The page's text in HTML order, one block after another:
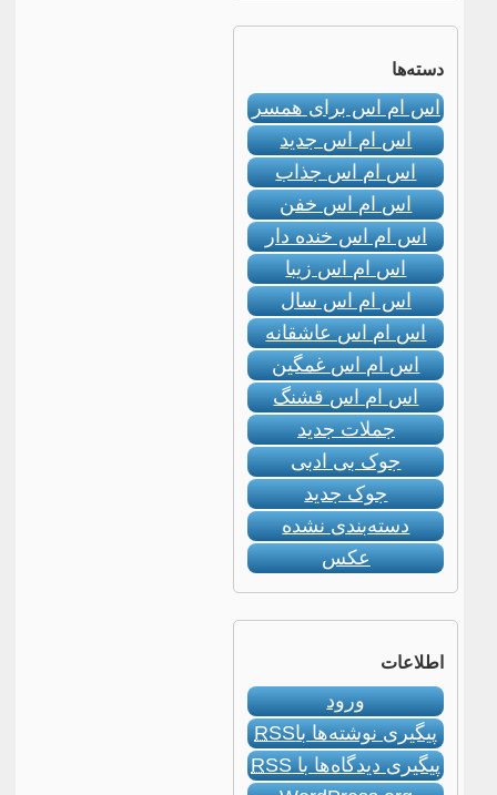
دسته‌ها
اس ام اس برای همسر
اس ام اس جدید
اس ام اس جذاب
اس ام اس خفن
اس ام اس خنده دار
اس ام اس زیبا
اس ام اس سال
اس ام اس عاشقانه
اس ام اس غمگین
اس ام اس قشنگ
جملات جدید
جوک بی ادبی
جوک جدید
دسته‌بندی نشده
عکس
اطلاعات
ورود
پیگیری نوشته‌ها باRSS
پیگیری دیدگاه‌ها باRSS